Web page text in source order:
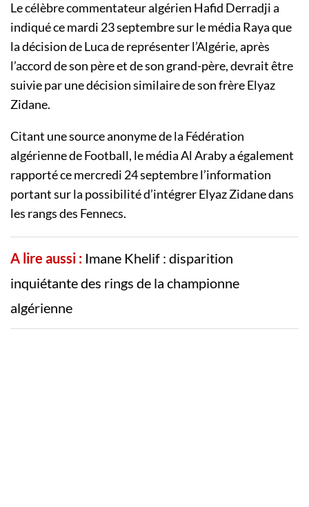
Le célèbre commentateur algérien Hafid Derradji a
indiqué ce mardi 23 septembre sur le média Raya que
la décision de Luca de représenter l’Algérie, après
l’accord de son père et de son grand-père, devrait être
suivie par une décision similaire de son frère Elyaz
Zidane.
Citant une source anonyme de la Fédération
algérienne de Football, le média Al Araby a également
rapporté ce mercredi 24 septembre l’information
portant sur la possibilité d’intégrer Elyaz Zidane dans
les rangs des Fennecs.
A lire aussi : Imane Khelif : disparition
inquiétante des rings de la championne
algérienne